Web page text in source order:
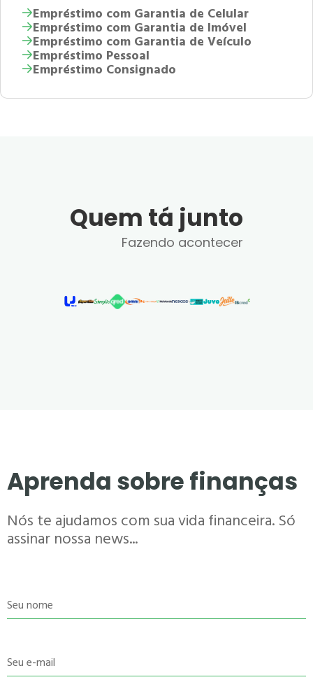
Empréstimo com Garantia de Celular
Empréstimo com Garantia de Imóvel
Empréstimo com Garantia de Veículo
Empréstimo Pessoal
Empréstimo Consignado
Quem tá junto
Fazendo acontecer
Aprenda sobre finanças
Nós te ajudamos com sua vida financeira. Só
assinar nossa news...
Seu nome
Seu e-mail